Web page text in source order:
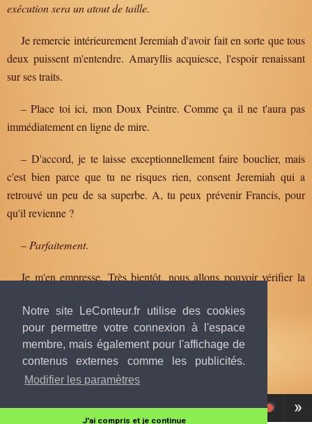
Notre site LeConteur.fr utilise des cookies
pour permettre votre connexion à l'espace
membre, mais également pour l'affichage de
contenus externes comme les publicités.
Modifier les paramètres
J'ai compris et je continue
exécution sera un atout de taille.
Je remercie intérieurement Jeremiah d'avoir fait en sorte que tous
deux puissent m'entendre. Amaryllis acquiesce, l'espoir renaissant
sur ses traits.
– Place toi ici, mon Doux Peintre. Comme ça il ne t'aura pas
immédiatement en ligne de mire.
– D'accord, je te laisse exceptionnellement faire bouclier, mais
c'est bien parce que tu ne risques rien, consent Jeremiah qui a
retrouvé un peu de sa superbe. A, tu peux prévenir Francis, pour
qu'il revienne ?
– Parfaitement.
Je m'en empresse. Très bientôt, nous allons pouvoir vérifier la
Texte publié parWildflower8906
, 20 juillet 2025 à 14h27
© tous droits réservés.
« »
Tome1, Chapitre 37